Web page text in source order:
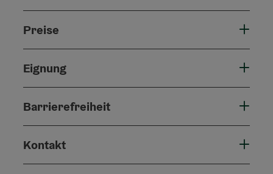
Preise
Eignung
Barrierefreiheit
Kontakt